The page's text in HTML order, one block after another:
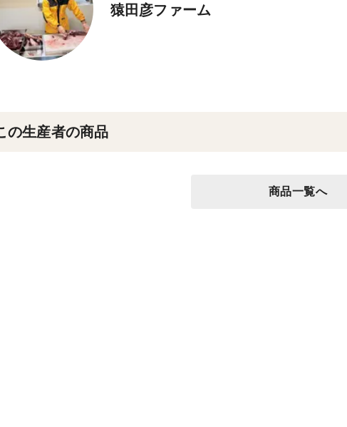
猿田彦ファーム
の生産者の商品
商品一覧へ